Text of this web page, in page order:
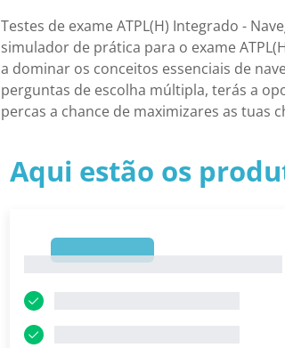
Testes de exame ATPL(H) Integrado -
simulador de prática para o exame
a dominar os conceitos essenciais de
perguntas de escolha múltipla, terás a
percas a chance de maximizares as tuas
Aqui estão os